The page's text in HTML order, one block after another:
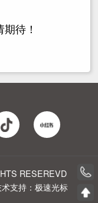
待！
RESEREVD
支持：极速光标